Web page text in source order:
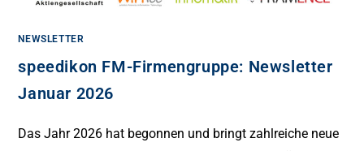
NEWSLETTER
speedikon FM-Firmengruppe: Newsletter
Januar 2026
Das Jahr 2026 hat begonnen und bringt zahlreiche neue